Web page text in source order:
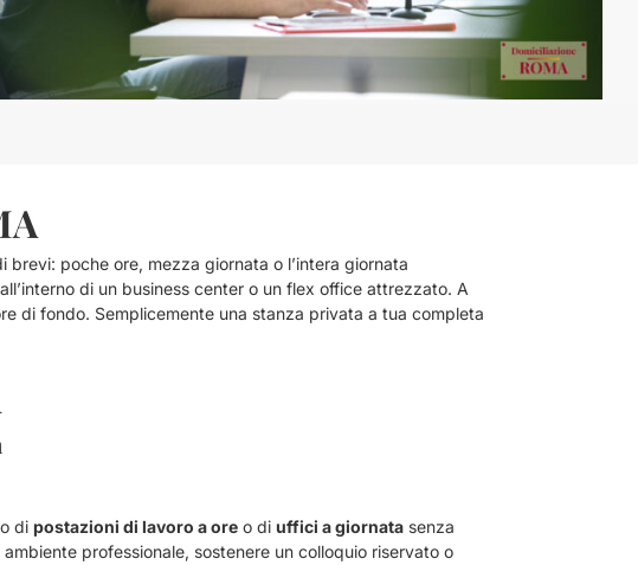
brevi: poche ore, mezza giornata o l’intera giornata
di un business center o un flex office attrezzato. A
di fondo. Semplicemente una stanza privata a tua completa
di postazioni di lavoro a ore o di uffici a giornata senza
professionale, sostenere un colloquio riservato o